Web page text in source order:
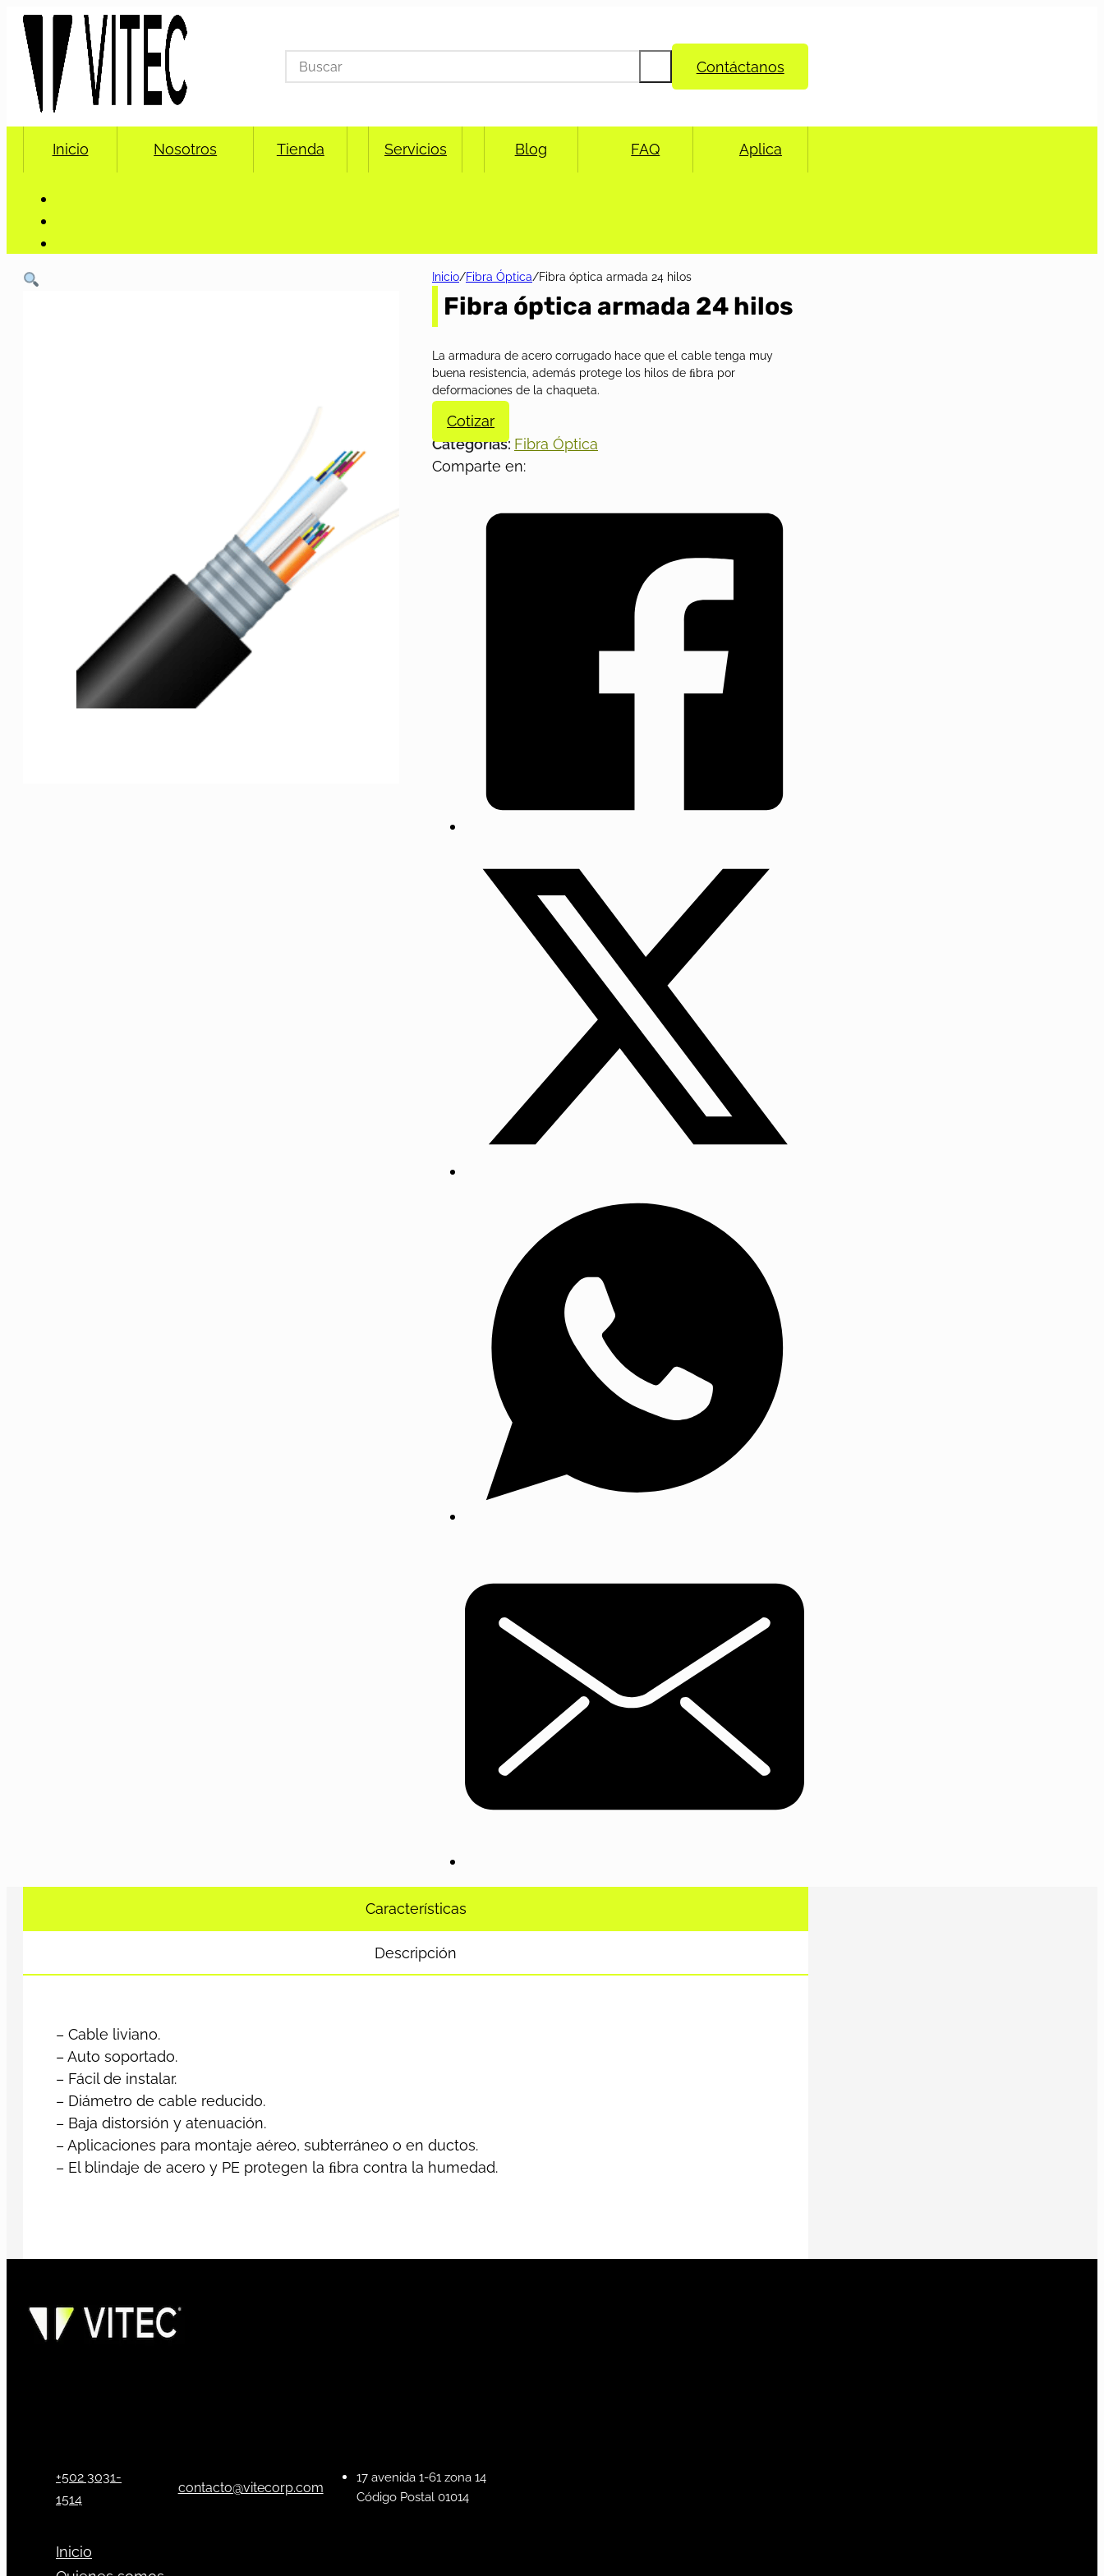
Search
for:
Contáctanos
Inicio Nosotros Tienda Servicios Blog FAQ Aplica
Inicio/Fibra Óptica/Fibra óptica armada 24 hilos
Fibra óptica armada 24 hilos
La armadura de acero corrugado hace que el cable tenga muy
buena resistencia, además protege los hilos de ﬁbra por
deformaciones de la chaqueta.
Cotizar
Categorías: Fibra Óptica
Comparte en:
Características
Descripción
– Cable liviano.
– Auto soportado.
– Fácil de instalar.
– Diámetro de cable reducido.
– Baja distorsión y atenuación.
– Aplicaciones para montaje aéreo, subterráneo o en ductos.
– El blindaje de acero y PE protegen la ﬁbra contra la humedad.
+502 3031-
1514
contacto@vitecorp.com
17 avenida 1-61 zona 14
Código Postal 01014
Inicio